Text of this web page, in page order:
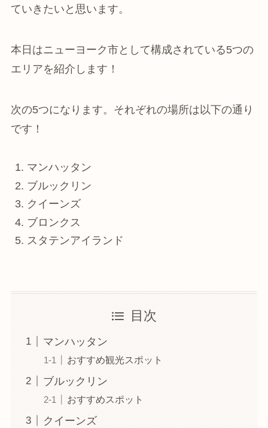
ていきたいと思います。
本日はニューヨーク市として構成されている5つの
エリアを紹介します！
次の5つになります。それぞれの場所は以下の通り
です！
マンハッタン
ブルックリン
クイーンズ
ブロンクス
スタテンアイランド
目次
マンハッタン
おすすめ観光スポット
ブルックリン
おすすめスポット
クイーンズ